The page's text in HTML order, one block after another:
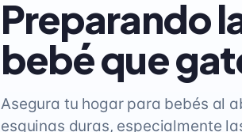
Preparando
bebé que
Asegura tu hogar para bebés al
esquinas duras, especialmente